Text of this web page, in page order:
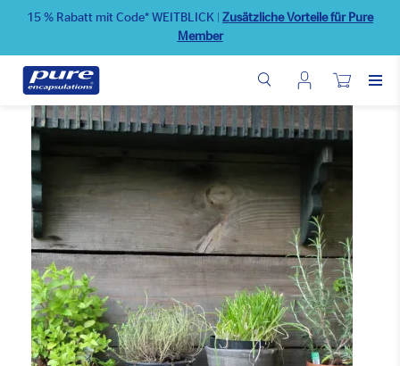
Direkt
Inhalt
15 % Rabatt mit Code* WEITBLICK
Zusätzliche Vorteile für Pure
Member
Wunschliste